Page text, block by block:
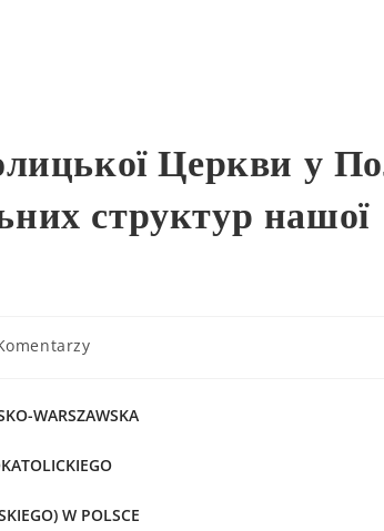
Церкви у
структур нашої
WARSZAWSKA
W POLSCE